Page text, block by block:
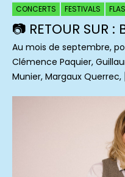
CONCERTS FESTIVALS
📷 RETOUR SUR :
Au mois de septembre,
Clémence Paquier,
Munier, Margaux Querrec,